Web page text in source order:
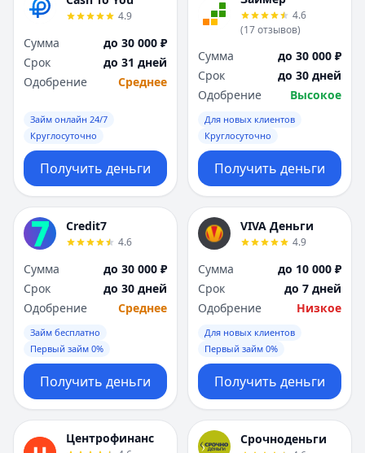
4.9
Сумма
до 30 000 ₽
Срок
до 31 дней
Одобрение
Среднее
Займ онлайн 24/7
Круглосуточно
Получить деньги
4.6
(17отзывов)
Сумма
до 30 000 ₽
Срок
до 30 дней
Одобрение
Высокое
Для новых клиентов
Круглосуточно
Получить деньги
Credit7
4.6
Сумма
до 30 000 ₽
Срок
до 30 дней
Одобрение
Среднее
Займ бесплатно
Первый займ 0%
Получить деньги
VIVA Деньги
4.9
Сумма
до 10 000 ₽
Срок
до 7 дней
Одобрение
Низкое
Для новых клиентов
Первый займ 0%
Получить деньги
Центрофинанс Срочноденьги